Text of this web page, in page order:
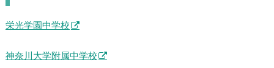
栄光学園中学校
神奈川大学附属中学校